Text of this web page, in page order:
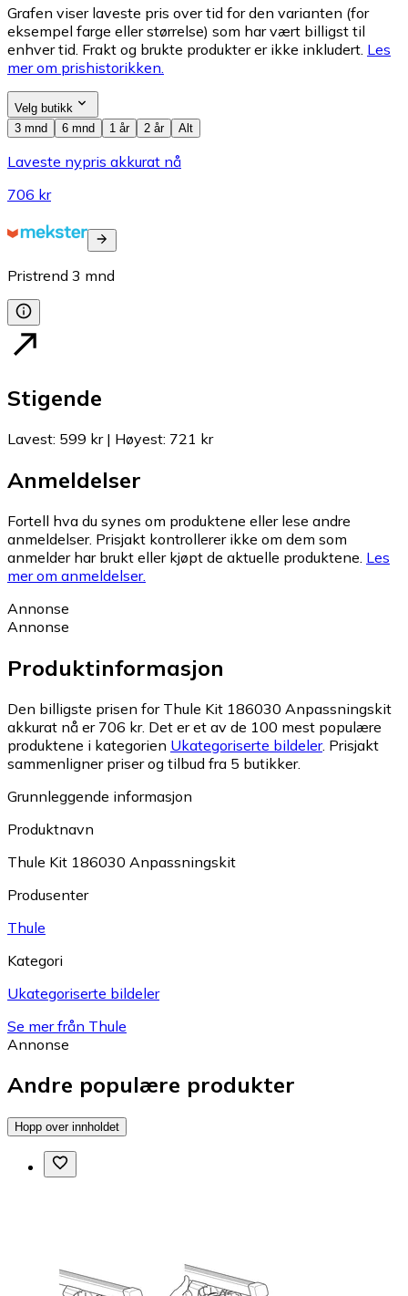
Grafen viser laveste pris over tid for den varianten (for
eksempel farge eller størrelse) som har vært billigst til
enhver tid. Frakt og brukte produkter er ikke inkludert. Les
mer om prishistorikken.
Velg butikk
3 mnd
6 mnd 1 år 2 år Alt
Laveste nypris akkurat nå
706 kr
Pristrend 3 mnd
Stigende
Lavest: 599 kr| Høyest: 721 kr
Anmeldelser
Fortell hva du synes om produktene eller lese andre
anmeldelser. Prisjakt kontrollerer ikke om dem som
anmelder har brukt eller kjøpt de aktuelle produktene. Les
mer om anmeldelser.
Annonse
Annonse
Produktinformasjon
Den billigste prisen for Thule Kit 186030 Anpassningskit
akkurat nå er 706 kr. Det er et av de 100 mest populære
produktene i kategorien Ukategoriserte bildeler. Prisjakt
sammenligner priser og tilbud fra 5 butikker.
Grunnleggende informasjon
Produktnavn
Thule Kit 186030 Anpassningskit
Produsenter
Thule
Kategori
Ukategoriserte bildeler
Se mer från Thule
Annonse
Andre populære produkter
Hopp over innholdet